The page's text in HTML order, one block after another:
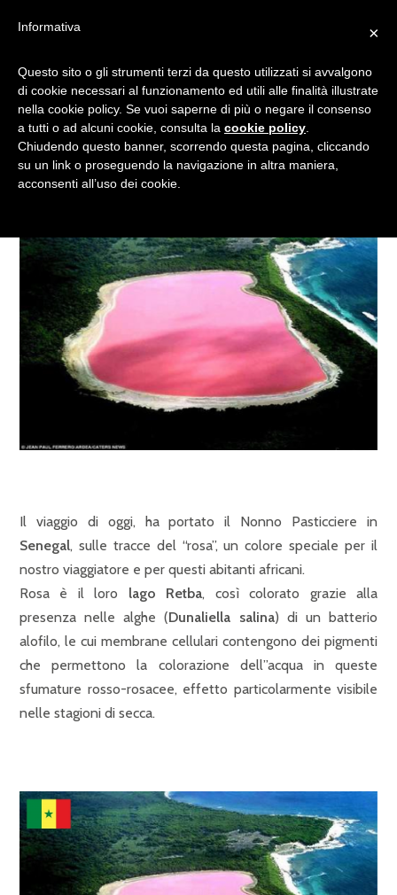
IL “ROSA” VA DI MODA
ANCHE IN SENEGAL
Il viaggio di oggi, ha portato il Nonno Pasticciere in
Senegal, sulle tracce del “rosa”, un colore speciale per il
nostro viaggiatore e per questi abitanti africani.
Rosa è il loro lago Retba, così colorato grazie alla
presenza nelle alghe (Dunaliella salina) di un batterio
alofilo, le cui membrane cellulari contengono dei pigmenti
che permettono la colorazione dell”acqua in queste
sfumature rosso-rosacee, effetto particolarmente visibile
nelle stagioni di secca.
×
Informativa
Questo sito o gli strumenti terzi da questo utilizzati si avvalgono
di cookie necessari al funzionamento ed utili alle finalità illustrate
nella cookie policy. Se vuoi saperne di più o negare il consenso
a tutti o ad alcuni cookie, consulta la cookie policy
Chiudendo questo banner, scorrendo questa pagina, cliccando
su un link o proseguendo la navigazione in altra maniera,
acconsenti all’uso dei cookie.